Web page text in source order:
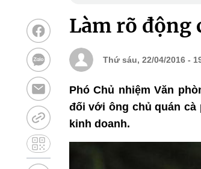
Làm rõ động
Thứ sáu, 22/04/2016 -
Phó Chủ nhiệm Văn
đối với ông chủ quán
kinh doanh.